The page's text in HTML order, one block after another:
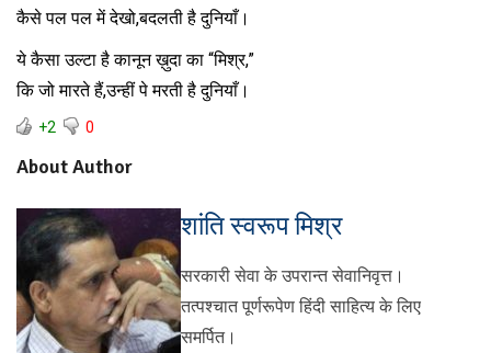
कैसे पल पल में देखो,बदलती है दुनियाँ।
ये कैसा उल्टा है कानून ख़ुदा का “मिश्र,”
कि जो मारते हैं,उन्हीं पे मरती है दुनियाँ।
+2 0
About Author
शांति स्वरूप मिश्र
सरकारी सेवा के उपरान्त सेवानिवृत्त।
तत्पश्चात पूर्णरूपेण हिंदी साहित्य के लिए
समर्पित।